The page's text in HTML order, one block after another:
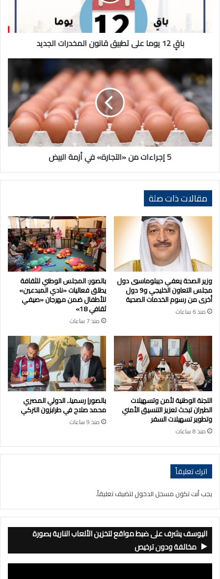
باقٍ 12 يوما على تطبيق قانون المخدرات الجديد
5
إجراءات
من
«التجارة»
في
أزمة
البيض
5 إجراءات من «التجارة» في أزمة البيض
مقالات ذات صلة
وزير الصحة يعفي ديبلوماسيي دول
مجلس التعاون الخليجي و9 دول
أخرى من رسوم الخدمات الصحية
منذ 6 ساعات
بالصور: المجلس الوطني للثقافة
يطلق فعاليات «نادي المبدعين»
للأطفال ضمن مهرجان «صيفي
ثقافي 18»
منذ 7 ساعات
اللجنة الوطنية لأمن وتسهيلات
الطيران تبحث تعزيز التنسيق الأمني
وتطوير تسهيلات السفر
منذ 8 ساعات
بالصور| رسميا.. الدولي المصري
محمد صلاح في طرابزون التركي
منذ 9 ساعات
اترك تعليقاً
يجب أنت تكون مسجل الدخول لتضيف تعليقاً.
اليوسف يشرف على ضبط مواقع لتخزين الألعاب النارية بصورة
مخالفة ودون ترخيص